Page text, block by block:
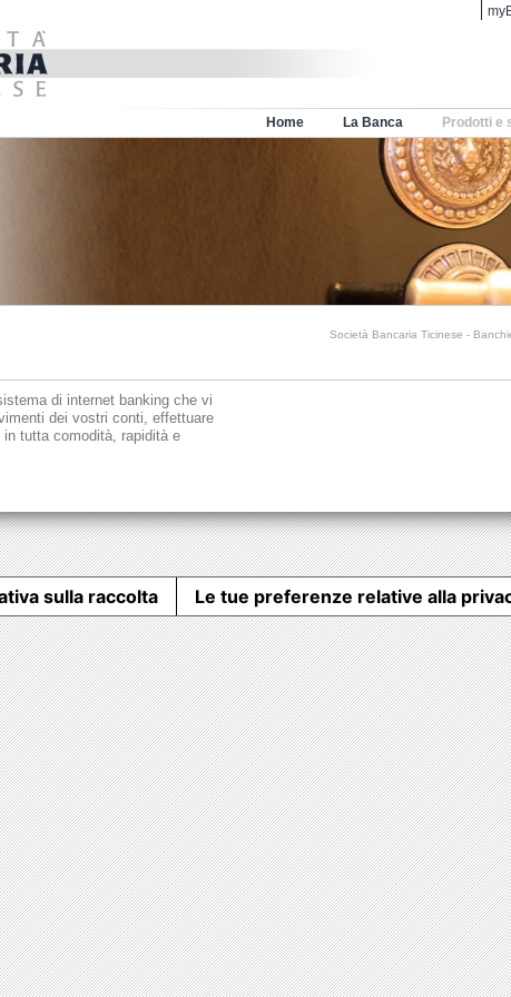
Home La Banca Prodotti e
Società Bancaria Ticinese -
di internet banking che vi
dei vostri conti, effettuare
tutta comodità, rapidità e
sulla raccolta Le tue preferenze relative alla